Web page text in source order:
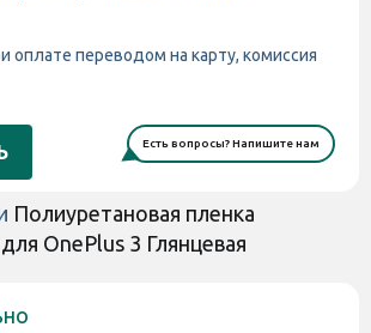
оплате переводом на карту, комиссия
Есть вопросы? Напишите нам
Полиуретановая пленка
OnePlus 3 Глянцевая